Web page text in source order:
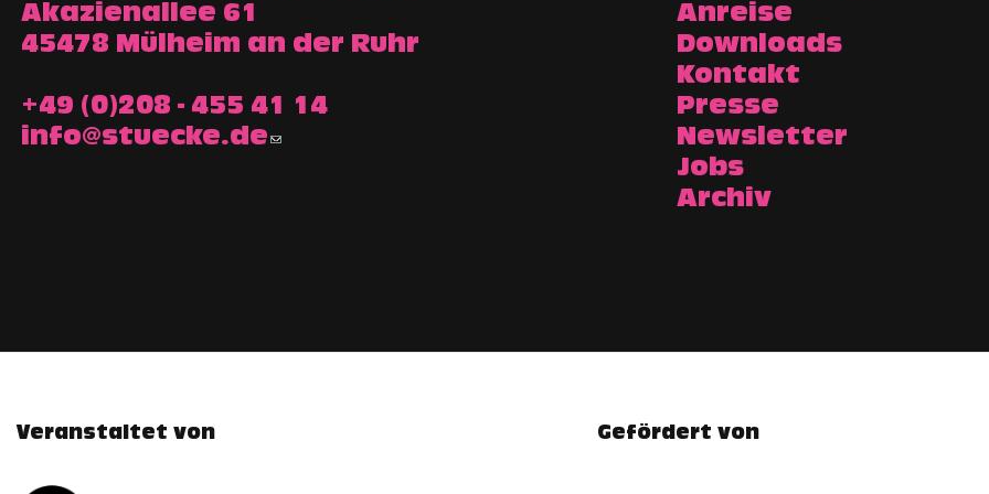
Akazienallee 61
45478 Mülheim an der Ruhr
+49 (0)208 - 455 41 14
info@stuecke.de
Anreise
Downloads
Kontakt
Presse
Newsletter
Jobs
Archiv
Veranstaltet von Gefördert von